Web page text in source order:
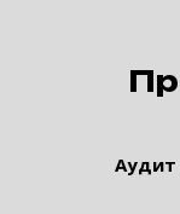
Аудит